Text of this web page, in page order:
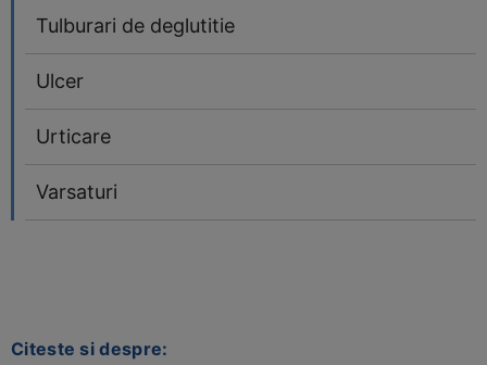
Tulburari de deglutitie
Ulcer
Urticare
Varsaturi
Citeste si despre: